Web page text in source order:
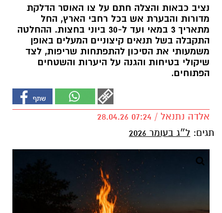
נציב כבאות והצלה חתם על צו האוסר הדלקת
מדורות והבערת אש בכל רחבי הארץ, החל
מתאריך 3 במאי ועד ל-30 ביוני בחצות. ההחלטה
התקבלה בשל תנאים קיצוניים המעלים באופן
משמעותי את הסיכון להתפתחות שריפות, לצד
שיקולי בטיחות והגנה על היערות והשטחים
הפתוחים.
אלדה נתנאל / 07:24 28.04.26
תגים: ל״ג בעומר 2026